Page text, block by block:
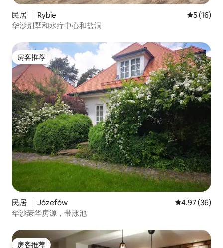
民居 ｜ Rybie 平均评分
5 (16)
华沙别墅和水疗中心和盐洞
房客推荐
房客推荐
民居 ｜ Józefów 平均评分
4.97 (36)
华沙豪华房源，带泳池
房客推荐